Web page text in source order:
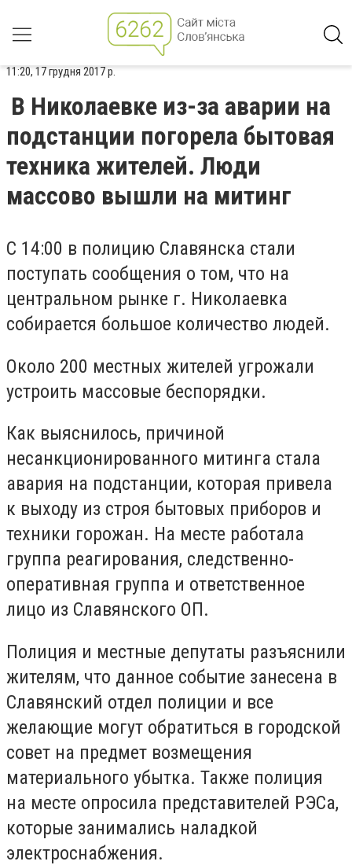
11:20, 17 грудня 2017 р.
В Николаевке из-за аварии на
подстанции погорела бытовая
техника жителей. Люди
массово вышли на митинг
С 14:00 в полицию Славянска стали
поступать сообщения о том, что на
центральном рынке г. Николаевка
собирается большое количество людей.
Около 200 местных жителей угрожали
устроить массовые беспорядки.
Как выяснилось, причиной
несанкционированного митинга стала
авария на подстанции, которая привела
к выходу из строя бытовых приборов и
техники горожан. На месте работала
группа реагирования, следственно-
оперативная группа и ответственное
лицо из Славянского ОП.
Полиция и местные депутаты разъяснили
жителям, что данное событие занесена в
Славянский отдел полиции и все
желающие могут обратиться в городской
совет на предмет возмещения
материального убытка. Также полиция
на месте опросила представителей РЭСа,
которые занимались наладкой
электроснабжения.